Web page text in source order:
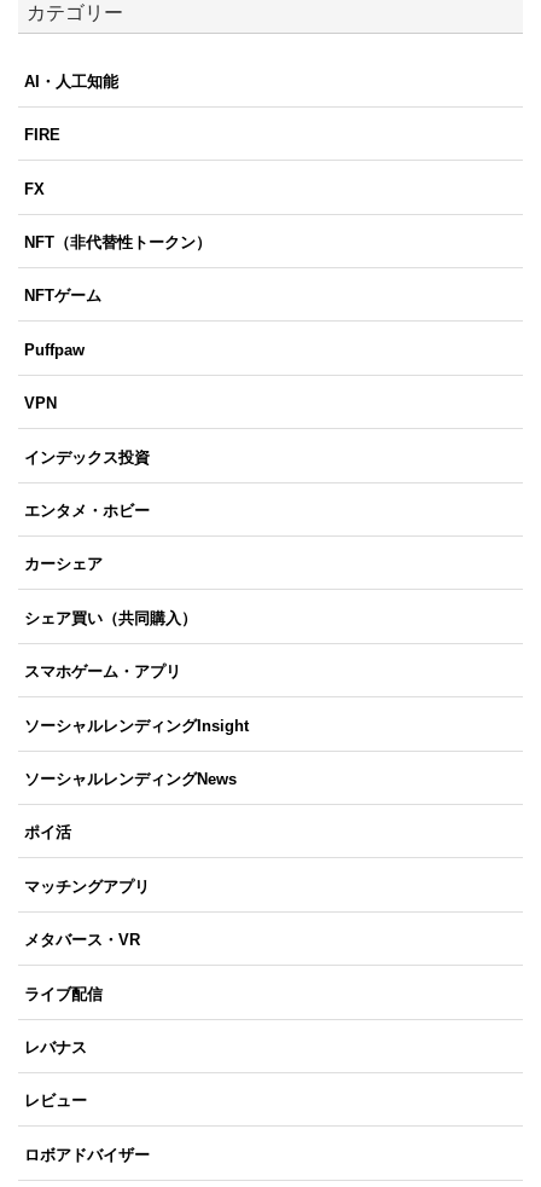
カテゴリー
AI・人工知能
FIRE
FX
NFT（非代替性トークン）
NFTゲーム
Puffpaw
VPN
インデックス投資
エンタメ・ホビー
カーシェア
シェア買い（共同購入）
スマホゲーム・アプリ
ソーシャルレンディングInsight
ソーシャルレンディングNews
ポイ活
マッチングアプリ
メタバース・VR
ライブ配信
レバナス
レビュー
ロボアドバイザー